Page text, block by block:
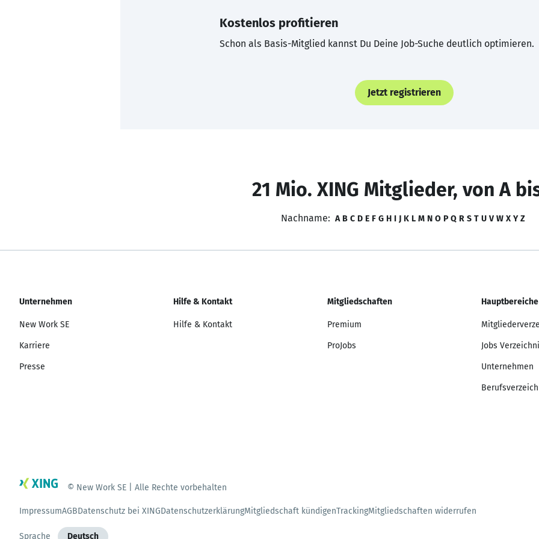
Kostenlos profitieren
Schon als Basis-Mitglied kannst Du Deine Job-Suche deutlich optimieren.
Jetzt registrieren
21 Mio. XING Mitglieder, von A
Nachname: A B C D E F G H I J K L M N O P Q R S T U V W X Y Z
Unternehmen
New Work SE
Karriere
Presse
Hilfe & Kontakt
Hilfe & Kontakt
Mitgliedschaften
Premium
ProJobs
Hauptbereiche
Jobs
Unternehmen
© New Work SE | Alle Rechte vorbehalten
ImpressumAGBDatenschutz bei XINGDatenschutzerklärungMitgliedschaft kündigenTrackingMitgliedschaften widerrufen
Sprache Deutsch